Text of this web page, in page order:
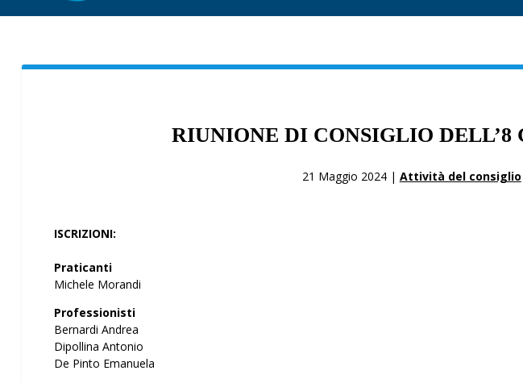
RIUNIONE DI CONSIGLIO DELL’8
21 Maggio 2024 | Attività del consiglio
ISCRIZIONI:
Praticanti
Michele Morandi
Professionisti
Bernardi Andrea
Dipollina Antonio
De Pinto Emanuela